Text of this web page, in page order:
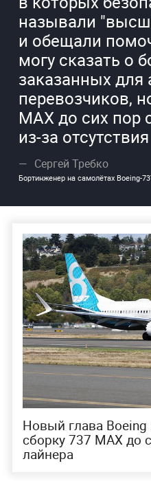
называли
и обещали
могу сказать о
заказанных для
перевозчиков,
МАХ до сих пор
из-за
Сергей Требко
Бортинженер на самолётах Boeing-
Новый глава Boeing
сборку 737 MAX до
лайнера